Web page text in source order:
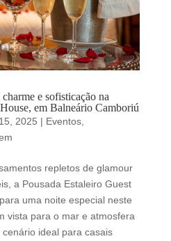
e sofisticação na
em Balneário Camboriú
2025 | Eventos,
repletos de glamour
a Pousada Estaleiro Guest
uma noite especial neste
vista para o mar e atmosfera
ideal para casais